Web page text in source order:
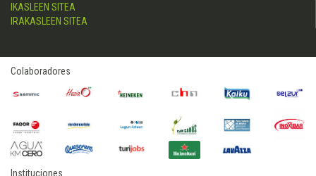
IKASLEEN SITEA
IRAKASLEEN SITEA
Colaboradores
Instituciones